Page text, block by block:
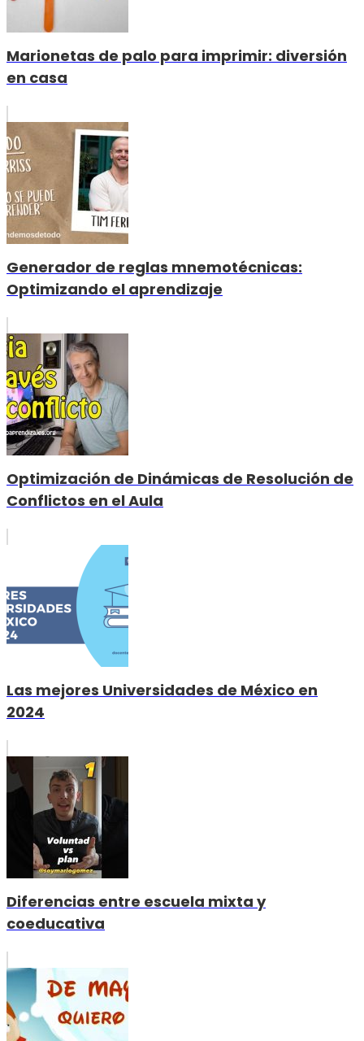
Marionetas de palo para imprimir: diversión
en casa
Generador de reglas mnemotécnicas:
Optimizando el aprendizaje
Optimización de Dinámicas de Resolución de
Conflictos en el Aula
Las mejores Universidades de México en
2024
Diferencias entre escuela mixta y
coeducativa